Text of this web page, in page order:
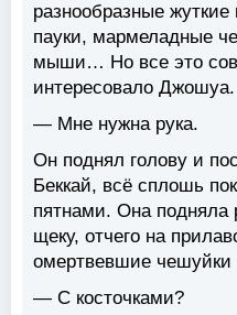
разнообразные
пауки, мармеладные
мыши… Но все это
интересовало Джошуа.
— Мне нужна рука.
Он поднял голову и
Беккай, всё сплошь
пятнами. Она подняла
щеку, отчего на
омертвевшие чешуйки
— С косточками?